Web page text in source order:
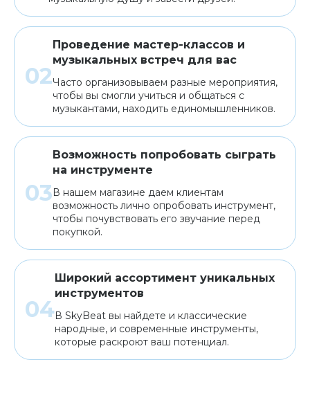
Проведение мастер-классов и
музыкальных встреч для вас
Часто организовываем разные мероприятия,
чтобы вы смогли учиться и общаться с
музыкантами, находить единомышленников.
Возможность попробовать сыграть
на инструменте
В нашем магазине даем клиентам
возможность лично опробовать инструмент,
чтобы почувствовать его звучание перед
покупкой.
Широкий ассортимент уникальных
инструментов
В SkyBeat вы найдете и классические
народные, и современные инструменты,
которые раскроют ваш потенциал.